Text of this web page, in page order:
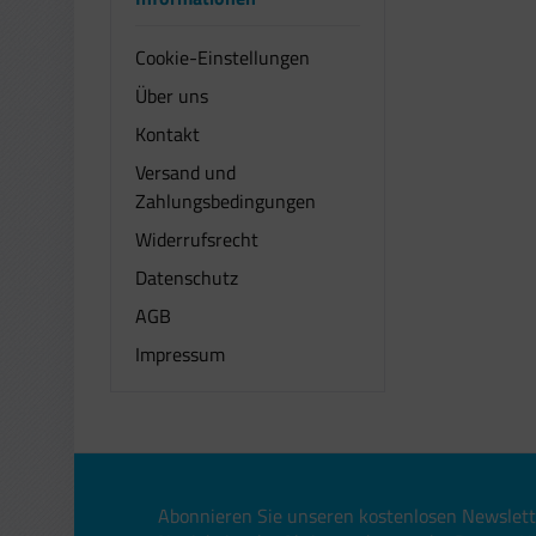
Cookie-Einstellungen
Über uns
Kontakt
Versand und
Zahlungsbedingungen
Widerrufsrecht
Datenschutz
AGB
Impressum
Abonnieren Sie unseren kostenlosen